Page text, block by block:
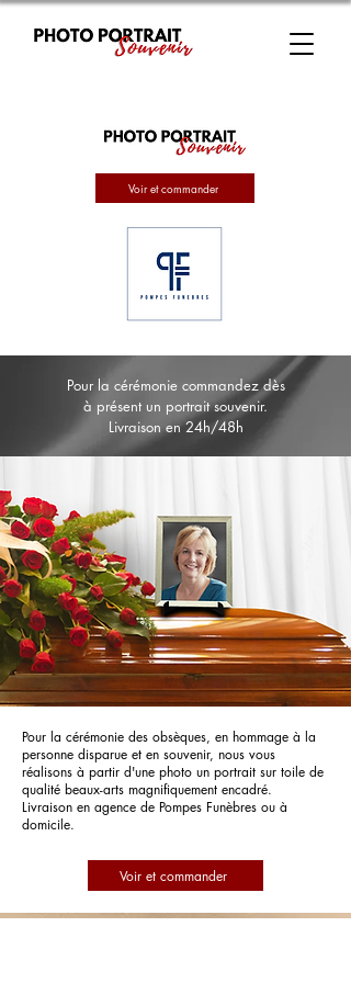
Voir et commander
Pour la cérémonie commandez dès
à présent un portrait souvenir.
Livraison en 24h/48h
Pour la cérémonie des obsèques, en hommage à la
personne disparue et en souvenir, nous vous
réalisons à partir d'une photo un portrait sur toile de
qualité beaux-arts magnifiquement encadré.
Livraison en agence de Pompes Funèbres ou à
domicile.
Voir et commander